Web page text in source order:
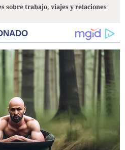
sobre trabajo, viajes y relaciones